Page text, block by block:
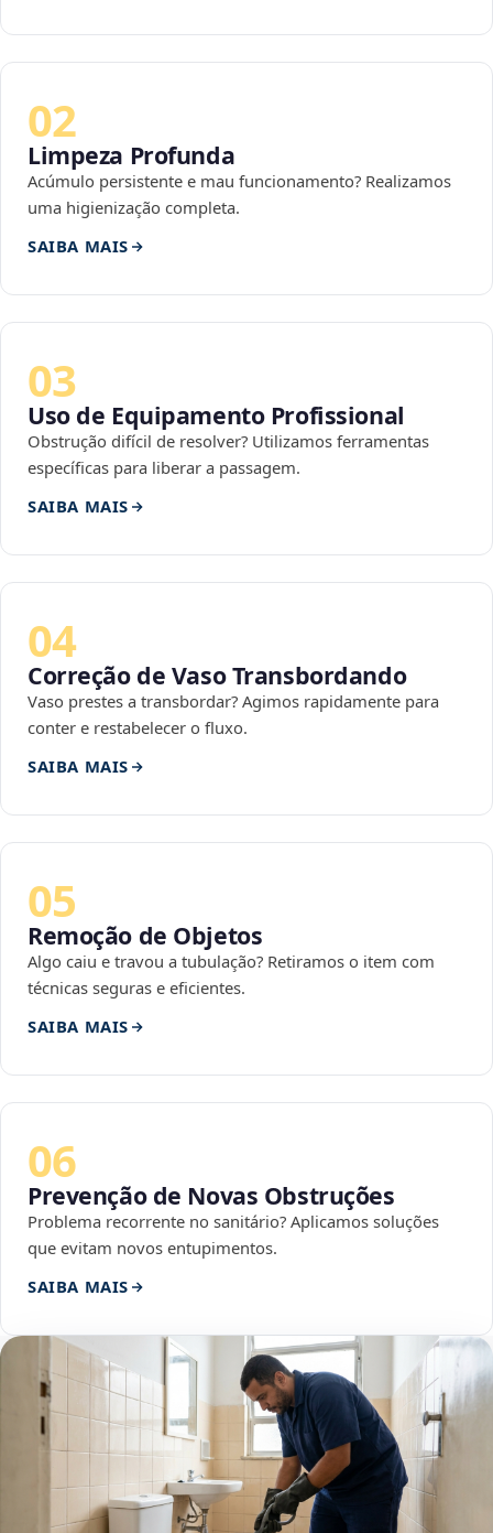
02
Limpeza Profunda
Acúmulo persistente e mau funcionamento? Realizamos
uma higienização completa.
SAIBA MAIS
03
Uso de Equipamento Profissional
Obstrução difícil de resolver? Utilizamos ferramentas
específicas para liberar a passagem.
SAIBA MAIS
04
Correção de Vaso Transbordando
Vaso prestes a transbordar? Agimos rapidamente para
conter e restabelecer o fluxo.
SAIBA MAIS
05
Remoção de Objetos
Algo caiu e travou a tubulação? Retiramos o item com
técnicas seguras e eficientes.
SAIBA MAIS
06
Prevenção de Novas Obstruções
Problema recorrente no sanitário? Aplicamos soluções
que evitam novos entupimentos.
SAIBA MAIS